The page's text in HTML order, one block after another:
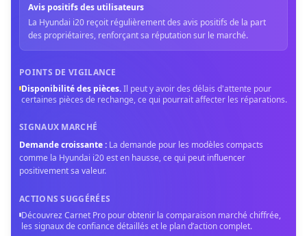
Avis positifs des utilisateurs
La Hyundai i20 reçoit régulièrement des avis positifs de la part
des propriétaires, renforçant sa réputation sur le marché.
POINTS DE VIGILANCE
Disponibilité des pièces.Il peut y avoir des délais d'attente pour
certaines pièces de rechange, ce qui pourrait affecter les réparations.
SIGNAUX MARCHÉ
Demande croissante: La demande pour les modèles compacts
comme la Hyundai i20 est en hausse, ce qui peut influencer
positivement sa valeur.
ACTIONS SUGGÉRÉES
Découvrez Carnet Pro pour obtenir la comparaison marché chiffrée,
les signaux de confiance détaillés et le plan d’action complet.